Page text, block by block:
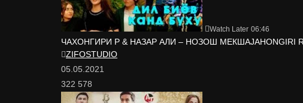
Watch Later 06:46
ЧАХОНГИРИ Р & НАЗАР АЛИ – НОЗОШ МЕКШАJAHONGIRI R
ZIFOSTUDIO
05.05.2021
322 578